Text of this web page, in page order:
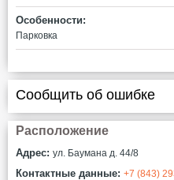
Особенности:
Парковка
Сообщить об ошибке
Расположение
Адрес: ул. Баумана д. 44/8
Контактные данные: +7 (843)